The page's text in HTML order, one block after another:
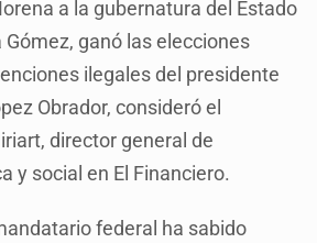
a la gubernatura del Estado
ganó las elecciones
ilegales del presidente
Obrador, consideró el
director general de
y social en El Financiero.
federal ha sabido